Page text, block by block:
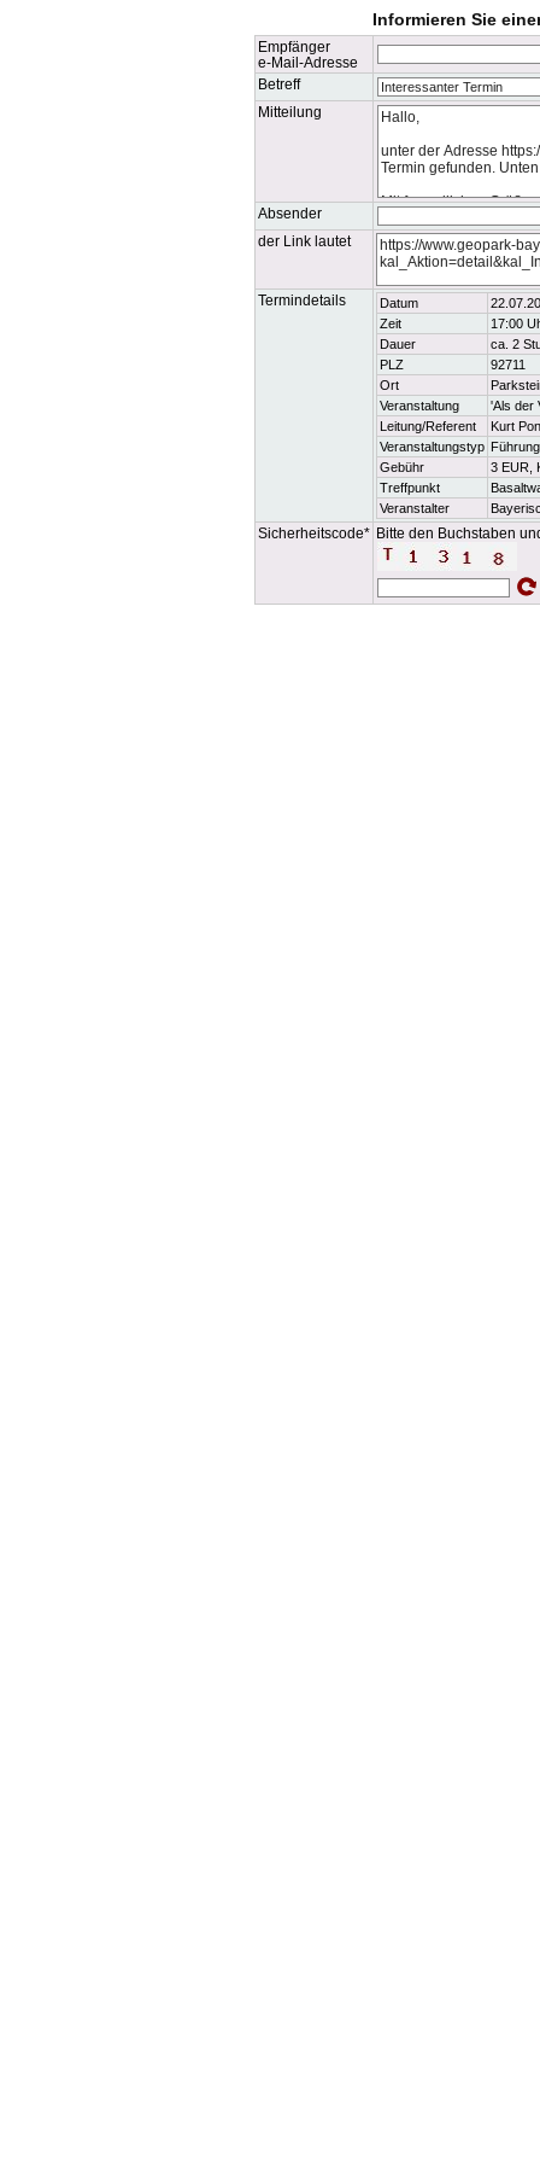
Informieren Sie
Empfänger
e-Mail-Adresse
Betreff
Mitteilung
Absender
der Link lautet
Termindetails Datum
Zeit
17:00
Dauer
ca. 2
PLZ
92711
Ort
Veranstaltung
'Als der
Leitung/Referent
Kurt
Veranstaltungstyp Führung
Gebühr
3 EUR,
Treffpunkt
Veranstalter
Sicherheitscode* Bitte den Buchstaben